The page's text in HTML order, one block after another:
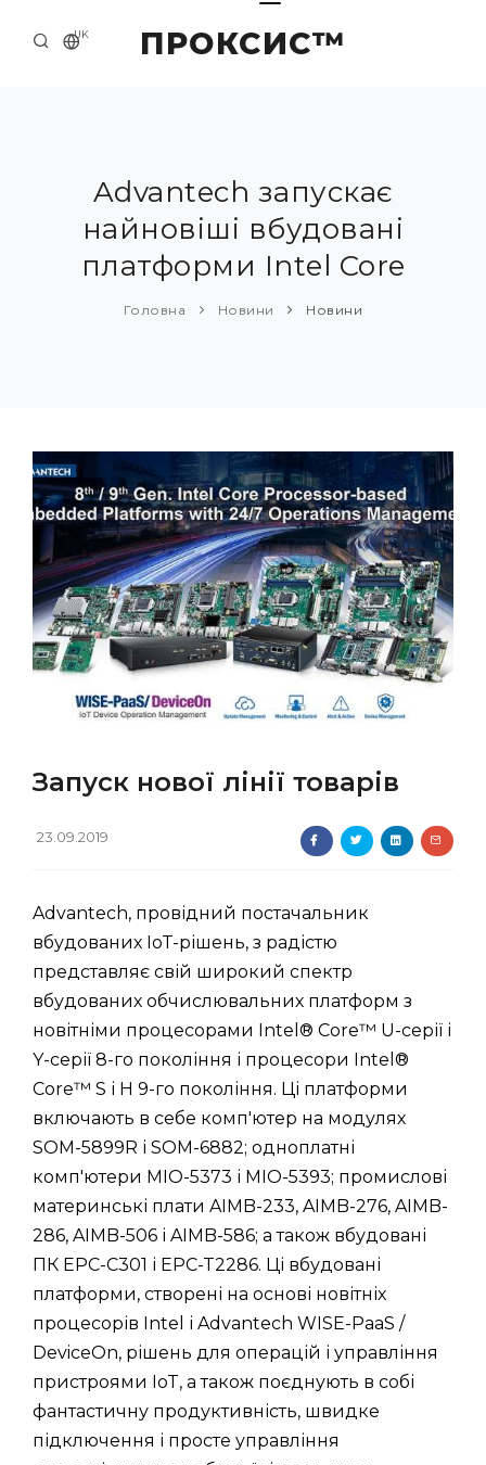
ПРОКСИС™
UK
ПРО НАС
ПРИКЛАДИ ТА РІШЕННЯ
КАТАЛОГ ПРОДУКЦІЇ
Advantech запускає
найновіші вбудовані
платформи Intel Core
Головна Новини Новини
Запуск нової лінії товарів
23.09.2019
Advantech, провідний постачальник
вбудованих IoT-рішень, з радістю
представляє свій широкий спектр
вбудованих обчислювальних платформ з
новітніми процесорами Intel® Core™ U-серії і
Y-серії 8-го покоління і процесори Intel®
Core™ S і H 9-го покоління. Ці платформи
включають в себе комп'ютер на модулях
SOM-5899R і SOM-6882; одноплатні
комп'ютери MIO-5373 і MIO-5393; промислові
материнські плати AIMB-233, AIMB-276, AIMB-
286, AIMB-506 і AIMB-586; а також вбудовані
ПК EPC-C301 і EPC-T2286. Ці вбудовані
платформи, створені на основі новітніх
процесорів Intel і Advantech WISE-PaaS /
DeviceOn, рішень для операцій і управління
пристроями IoT, a також поєднують в собі
фантастичну продуктивність, швидке
підключення і просте управління